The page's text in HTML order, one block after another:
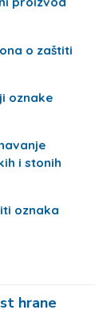
o zaštiti
oznake
i stonih
oznaka
hrane